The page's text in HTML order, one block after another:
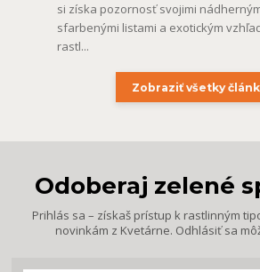
si získa pozornosť svojimi
sfarbenými listami a exotickým
rastl...
Zobraziť všetky
Odoberaj zelené
Prihlás sa – získaš prístup k rastlinným
novinkám z Kvetárne. Odhlásiť sa